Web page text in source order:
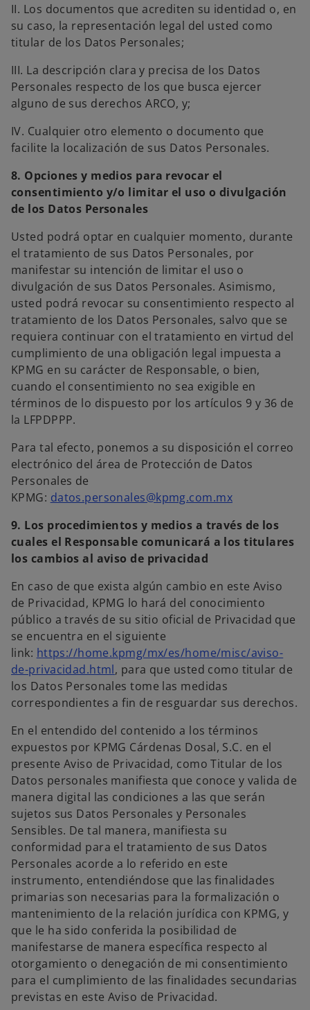
II. Los documentos que acrediten su identidad o, en
su caso, la representación legal del usted como
titular de los Datos Personales;
III. La descripción clara y precisa de los Datos
Personales respecto de los que busca ejercer
alguno de sus derechos ARCO, y;
IV. Cualquier otro elemento o documento que
facilite la localización de sus Datos Personales.
8. Opciones y medios para revocar el
consentimiento y/o limitar el uso o divulgación
de los Datos Personales
Usted podrá optar en cualquier momento, durante
el tratamiento de sus Datos Personales, por
manifestar su intención de limitar el uso o
divulgación de sus Datos Personales. Asimismo,
usted podrá revocar su consentimiento respecto al
tratamiento de los Datos Personales, salvo que se
requiera continuar con el tratamiento en virtud del
cumplimiento de una obligación legal impuesta a
KPMG en su carácter de Responsable, o bien,
cuando el consentimiento no sea exigible en
términos de lo dispuesto por los artículos 9 y 36 de
la LFPDPPP.
Para tal efecto, ponemos a su disposición el correo
electrónico del área de Protección de Datos
Personales de
KPMG: datos.personales@kpmg.com.mx
9. Los procedimientos y medios a través de los
cuales el Responsable comunicará a los titulares
los cambios al aviso de privacidad
En caso de que exista algún cambio en este Aviso
de Privacidad, KPMG lo hará del conocimiento
público a través de su sitio oficial de Privacidad que
se encuentra en el siguiente
link: https://home.kpmg/mx/es/home/misc/aviso-
de-privacidad.html, para que usted como titular de
los Datos Personales tome las medidas
correspondientes a fin de resguardar sus derechos.
En el entendido del contenido a los términos
expuestos por KPMG Cárdenas Dosal, S.C. en el
presente Aviso de Privacidad, como Titular de los
Datos personales manifiesta que conoce y valida de
manera digital las condiciones a las que serán
sujetos sus Datos Personales y Personales
Sensibles. De tal manera, manifiesta su
conformidad para el tratamiento de sus Datos
Personales acorde a lo referido en este
instrumento, entendiéndose que las finalidades
primarias son necesarias para la formalización o
mantenimiento de la relación jurídica con KPMG, y
que le ha sido conferida la posibilidad de
manifestarse de manera específica respecto al
otorgamiento o denegación de mi consentimiento
para el cumplimiento de las finalidades secundarias
previstas en este Aviso de Privacidad.